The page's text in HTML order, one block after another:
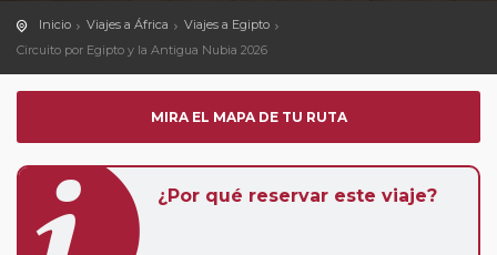
Inicio Viajes a África
Viajes a Egipto
Circuito por Egipto y la Antigua Nubia 2026
MIRA EL MAPA DE TU RUTA
¿Por qué reservar este viaje?